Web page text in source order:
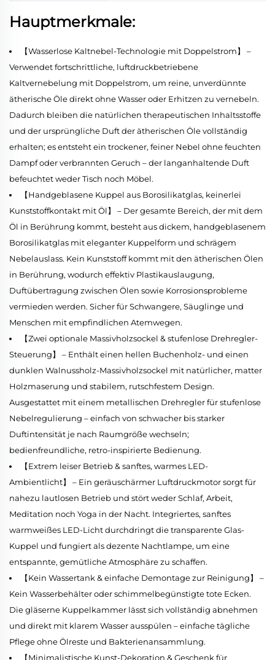
Hauptmerkmale:
【Wasserlose Kaltnebel-Technologie mit Doppelstrom】 –
Verwendet fortschrittliche, luftdruckbetriebene
Kaltvernebelung mit Doppelstrom, um reine, unverdünnte
ätherische Öle direkt ohne Wasser oder Erhitzen zu vernebeln.
Dadurch bleiben die natürlichen therapeutischen Inhaltsstoffe
und der ursprüngliche Duft der ätherischen Öle vollständig
erhalten; es entsteht ein trockener, feiner Nebel ohne feuchten
Dampf oder verbrannten Geruch – der langanhaltende Duft
befeuchtet weder Tisch noch Möbel.
【Handgeblasene Kuppel aus Borosilikatglas, keinerlei
Kunststoffkontakt mit Öl】 – Der gesamte Bereich, der mit dem
Öl in Berührung kommt, besteht aus dickem, handgeblasenem
Borosilikatglas mit eleganter Kuppelform und schrägem
Nebelauslass. Kein Kunststoff kommt mit den ätherischen Ölen
in Berührung, wodurch effektiv Plastikauslaugung,
Duftübertragung zwischen Ölen sowie Korrosionsprobleme
vermieden werden. Sicher für Schwangere, Säuglinge und
Menschen mit empfindlichen Atemwegen.
【Zwei optionale Massivholzsockel & stufenlose Drehregler-
Steuerung】 – Enthält einen hellen Buchenholz- und einen
dunklen Walnussholz-Massivholzsockel mit natürlicher, matter
Holzmaserung und stabilem, rutschfestem Design.
Ausgestattet mit einem metallischen Drehregler für stufenlose
Nebelregulierung – einfach von schwacher bis starker
Duftintensität je nach Raumgröße wechseln;
bedienfreundliche, retro-inspirierte Bedienung.
【Extrem leiser Betrieb & sanftes, warmes LED-
Ambientlicht】 – Ein geräuschärmer Luftdruckmotor sorgt für
nahezu lautlosen Betrieb und stört weder Schlaf, Arbeit,
Meditation noch Yoga in der Nacht. Integriertes, sanftes
warmweißes LED-Licht durchdringt die transparente Glas-
Kuppel und fungiert als dezente Nachtlampe, um eine
entspannte, gemütliche Atmosphäre zu schaffen.
【Kein Wassertank & einfache Demontage zur Reinigung】 –
Kein Wasserbehälter oder schimmelbegünstigte tote Ecken.
Die gläserne Kuppelkammer lässt sich vollständig abnehmen
und direkt mit klarem Wasser ausspülen – einfache tägliche
Pflege ohne Ölreste und Bakterienansammlung.
【Minimalistische Kunst-Dekoration & Geschenk für